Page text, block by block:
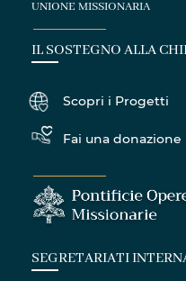
UNIONE MISSIONARIA
IL SOSTEGNO ALLA
Scopri i Progetti
Fai una donazione
SEGRETARIATI